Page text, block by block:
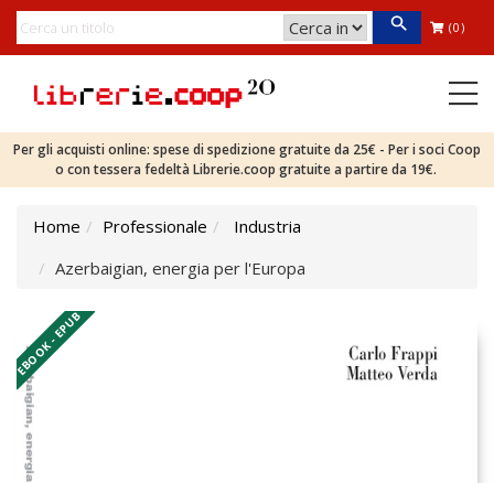
(0)
Per gli acquisti online: spese di spedizione gratuite da 25€ - Per i soci Coop
o con tessera fedeltà Librerie.coop gratuite a partire da 19€.
Home Professionale
Industria
Azerbaigian, energia per l'Europa
EBOOK - EPUB